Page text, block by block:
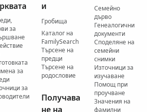
за
за
за
и
Гробища
Каталог на
FamilySearch
Търсене на
предци
Търсене на
родословие
Получава
не на
Семейно
дърво
Генеалогични
документи
Споделяне на
семейни
снимки
Източници за
изучаване
Помощ при
проучване
Значения на
фамилни